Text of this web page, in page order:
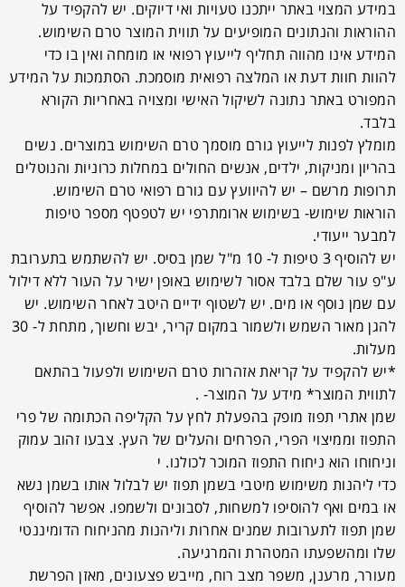
במידע המצוי באתר ייתכנו טעויות ואי דיוקים. יש להקפיד על
ההוראות והנתונים המופיעים על תווית המוצר טרם השימוש.
המידע אינו מהווה תחליף לייעוץ רפואי או מומחה ואין בו כדי
להוות חוות דעת או המלצה רפואית מוסמכת. הסתמכות על המידע
המפורט באתר נתונה לשיקול האישי ומצויה באחריות הקורא
בלבד.
מומלץ לפנות לייעוץ גורם מוסמך טרם השימוש במוצרים. נשים
בהריון ומניקות, ילדים, אנשים החולים במחלות כרוניות והנוטלים
תרופות מרשם – יש להיוועץ עם גורם רפואי טרם השימוש.
הוראות שימוש- בשימוש ארומתרפי יש לטפטף מספר טיפות
למבער ייעודי.
יש להוסיף 3 טיפות ל- 10 מ"ל שמן בסיס. יש להשתמש בתערובת
ע"פ עור שלם בלבד אסור לשימוש באופן ישיר על העור ללא דילול
עם שמן נוסף או מים. יש לשטוף ידיים היטב לאחר השימוש. יש
להגן מאור השמש ולשמור במקום קריר, יבש וחשוך, מתחת ל- 30
מעלות.
*יש להקפיד על קריאת אזהרות טרם השימוש ולפעול בהתאם
לתווית המוצר* מידע על המוצר- .
שמן אתרי תפוז מופק בהפעלת לחץ על הקליפה הכתומה של פרי
התפוז וממיצוי הפרי, הפרחים והעלים של העץ. צבעו זהוב עמוק
וניחוחו הוא ניחוח התפוז המוכר לכולנו. י
כדי ליהנות משימוש מיטבי בשמן תפוז יש לבלול אותו בשמן נשא
או במים ואף להוסיפו למשחות, לסבונים ולשמפו. אפשר להוסיף
שמן תפוז לתערובות שמנים אחרות וליהנות מהניחוח הדומיננטי
שלו ומהשפעתו המטהרת והמרגיעה.
מעורר, מרענן, משפר מצב רוח, מייבש פצעונים, מאזן הפרשת